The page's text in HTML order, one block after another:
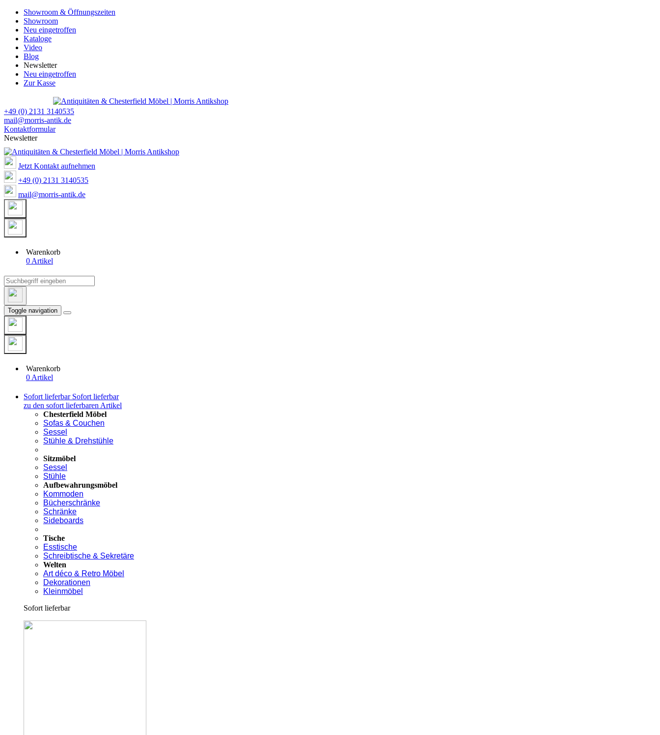
Showroom & Öffnungszeiten
Showroom
Neu eingetroffen
Kataloge
Video
Blog
Newsletter
Neu eingetroffen
Zur Kasse
+49 (0) 2131 3140535
mail@morris-antik.de
Kontaktformular
Newsletter
Jetzt Kontakt aufnehmen
+49 (0) 2131 3140535
mail@morris-antik.de
Warenkorb
0 Artikel
Toggle navigation
Warenkorb
0 Artikel
Sofort lieferbar Sofort lieferbar
zu den sofort lieferbaren Artikel
Chesterfield Möbel
Sofas & Couchen
Sessel
Stühle & Drehstühle
Sitzmöbel
Sessel
Stühle
Aufbewahrungsmöbel
Kommoden
Bücherschränke
Schränke
Sideboards
Tische
Esstische
Schreibtische & Sekretäre
Welten
Art déco & Retro Möbel
Dekorationen
Kleinmöbel
Sofort lieferbar